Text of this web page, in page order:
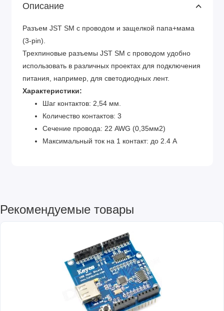
Описание
Разъем JST SM с проводом и защелкой папа+мама
(3-pin).
Трехпиновые разъемы JST SM с проводом удобно
использовать в различных проектах для подключения
питания, например, для светодиодных лент.
Характеристики:
Шаг контактов: 2,54 мм.
Количество контактов: 3
Сечение провода: 22 AWG (0,35мм2)
Максимальный ток на 1 контакт: до 2.4 А
Рекомендуемые товары